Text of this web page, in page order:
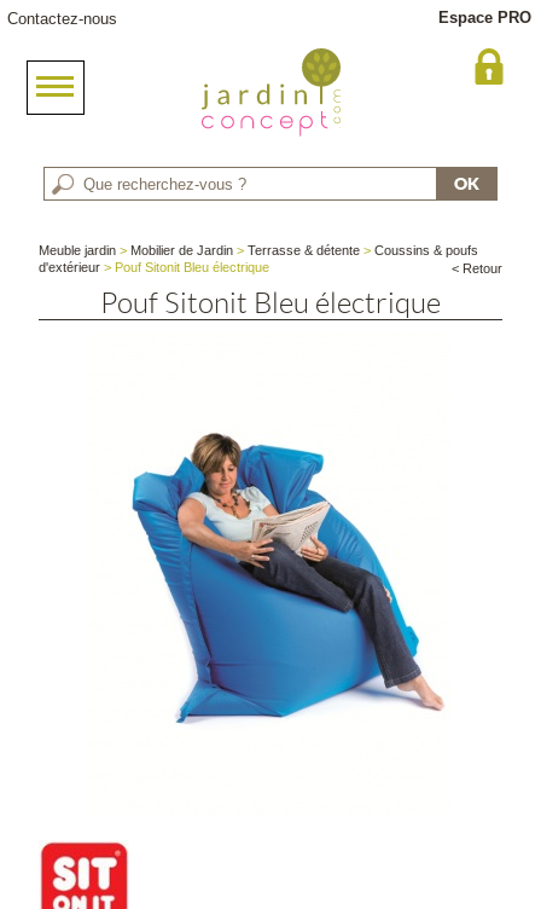
Contactez-nous Espace PRO
Meuble jardin > Mobilier de Jardin >Terrasse & détente >Coussins & poufs
d'extérieur > Pouf Sitonit Bleu électrique < Retour
Pouf Sitonit Bleu électrique